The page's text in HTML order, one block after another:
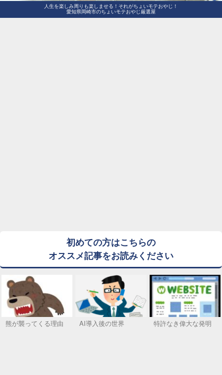
人生を楽しみ周りも楽しませる！それがちょいモテおやじ！
愛知県岡崎市のちょいモテおやじ厳選屋
初めての方はこちらの
オススメ記事をお読みください
熊が襲ってくる理由 AI導入後の世界 特許なき偉大な発明